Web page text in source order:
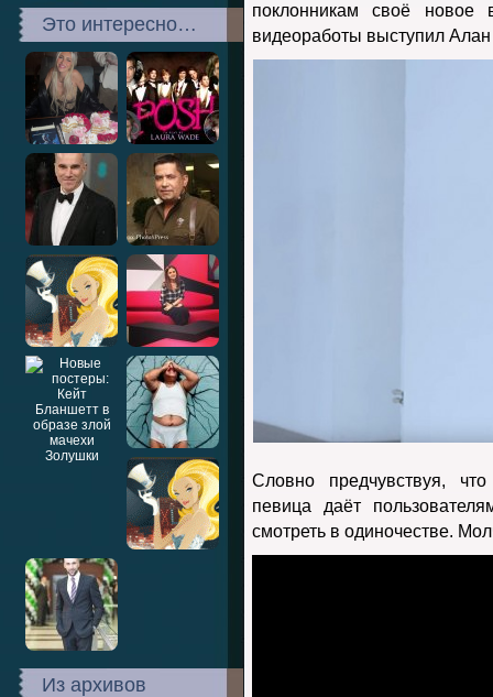
Это интересно…
Из архивов
поклонникам своё
видеоработы выступил
Словно предчувствуя,
певица даёт
смотреть в одиночестве.